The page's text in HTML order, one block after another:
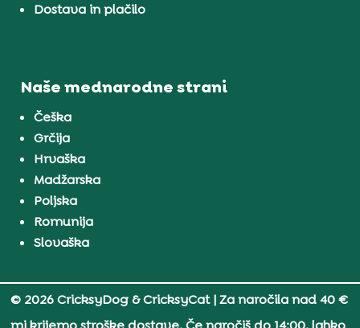
Dostava in plačilo
Naše mednarodne strani
Češka
Grčija
Hrvaška
Madžarska
Poljska
Romunija
Slovaška
© 2026 CricksyDog & CricksyCat| Za naročila nad 40 €